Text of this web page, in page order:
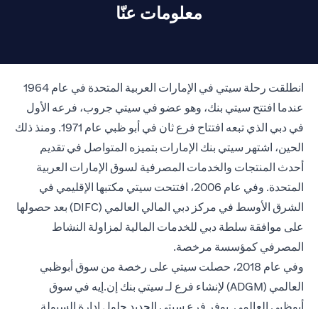
معلومات عنّا
انطلقت رحلة سيتي في الإمارات العربية المتحدة في عام 1964
عندما افتتح سيتي بنك، وهو عضو في سيتي جروب، فرعه الأول
في دبي الذي تبعه افتتاح فرع ثان في أبو ظبي عام 1971. ومنذ ذلك
الحين، اشتهر سيتي بنك الإمارات بتميزه المتواصل في تقديم
أحدث المنتجات والخدمات المصرفية لسوق الإمارات العربية
المتحدة. وفي عام 2006، افتتحت سيتي مكتبها الإقليمي في
الشرق الأوسط في مركز دبي المالي العالمي (DIFC) بعد حصولها
على موافقة سلطة دبي للخدمات المالية لمزاولة النشاط
المصرفي كمؤسسة مرخصة.
وفي عام 2018، حصلت سيتي على رخصة من سوق أبوظبي
العالمي (ADGM) لإنشاء فرع لـ سيتي بنك إن.إيه في سوق